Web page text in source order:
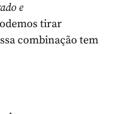
e
tirar
combinação tem